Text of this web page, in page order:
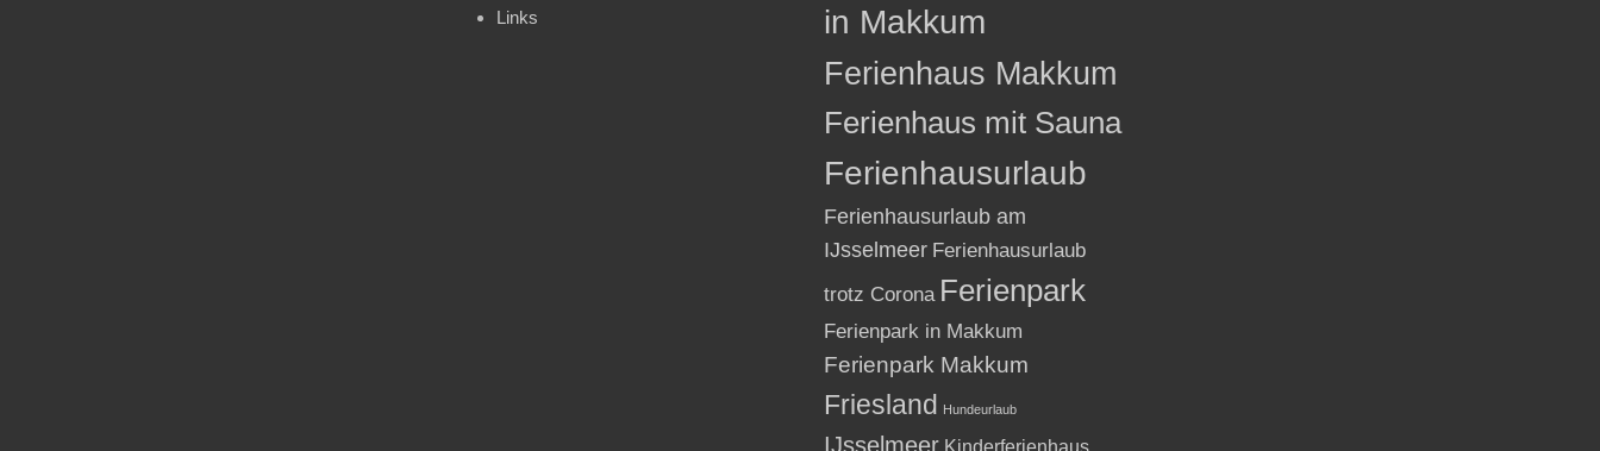
Links
in Makkum
Ferienhaus Makkum
Ferienhaus mit Sauna
Ferienhausurlaub
Ferienhausurlaub am
IJsselmeer Ferienhausurlaub
trotz Corona Ferienpark
Ferienpark in Makkum
Ferienpark Makkum
Friesland Hundeurlaub
IJsselmeer Kinderferienhaus